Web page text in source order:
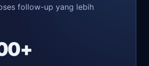
follow-up yang lebih